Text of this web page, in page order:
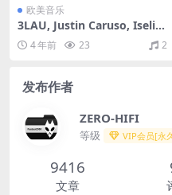
欧美音乐
3LAU, Justin Caruso, Iselin
- Better With You (Remixe
s)（2019/FLAC/EP分轨/71
4 年前 23 2
发布作者
ZERO-HIFI
等级 VIP会员[永
9416
文章